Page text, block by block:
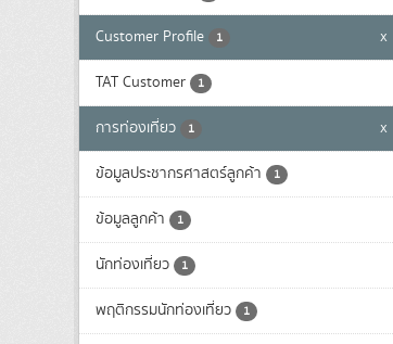
Customer Profile 1 x
TAT Customer 1
การท่องเที่ยว 1 x
ข้อมูลประชากรศาสตร์ลูกค้า 1
ข้อมูลลูกค้า 1
นักท่องเที่ยว 1
พฤติกรรมนักท่องเที่ยว 1